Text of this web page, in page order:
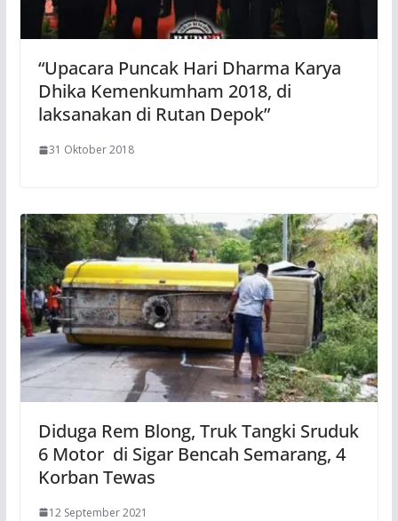
“Upacara Puncak Hari Dharma Karya
Dhika Kemenkumham 2018, di
laksanakan di Rutan Depok”
31 Oktober 2018
Diduga Rem Blong, Truk Tangki Sruduk
6 Motor di Sigar Bencah Semarang, 4
Korban Tewas
12 September 2021